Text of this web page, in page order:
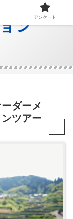
ダーメ
ツアー
アンケート